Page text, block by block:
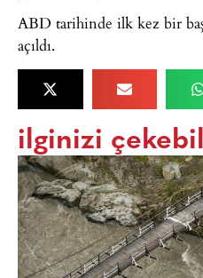
ABD tarihinde ilk kez bir
açıldı.
ilginizi